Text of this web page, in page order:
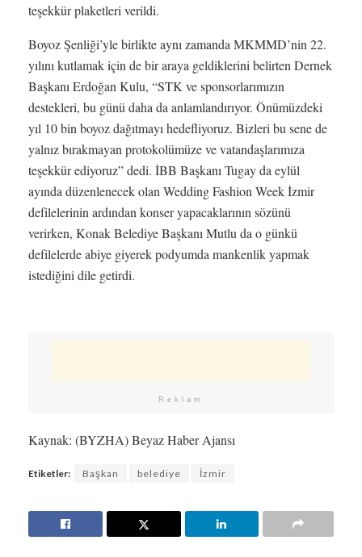
teşekkür plaketleri verildi.
Boyoz Şenliği’yle birlikte aynı zamanda MKMMD’nin 22.
yılını kutlamak için de bir araya geldiklerini belirten Dernek
Başkanı Erdoğan Kulu, “STK ve sponsorlarımızın
destekleri, bu günü daha da anlamlandırıyor. Önümüzdeki
yıl 10 bin boyoz dağıtmayı hedefliyoruz. Bizleri bu sene de
yalnız bırakmayan protokolümüze ve vatandaşlarımıza
teşekkür ediyoruz” dedi. İBB Başkanı Tugay da eylül
ayında düzenlenecek olan Wedding Fashion Week İzmir
defilelerinin ardından konser yapacaklarının sözünü
verirken, Konak Belediye Başkanı Mutlu da o günkü
defilelerde abiye giyerek podyumda mankenlik yapmak
istediğini dile getirdi.
Reklam
Kaynak: (BYZHA) Beyaz Haber Ajansı
Etiketler: Başkan belediye İzmir